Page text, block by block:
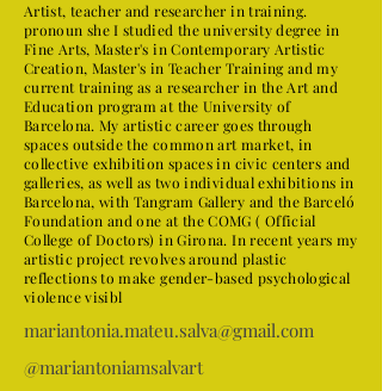
Artist, teacher and researcher in training.
pronoun she I studied the university degree in
Fine Arts, Master's in Contemporary Artistic
Creation, Master's in Teacher Training and my
current training as a researcher in the Art and
Education program at the University of
Barcelona. My artistic career goes through
spaces outside the common art market, in
collective exhibition spaces in civic centers and
galleries, as well as two individual exhibitions in
Barcelona, ​​with Tangram Gallery and the Barceló
Foundation and one at the COMG ( Official
College of Doctors) in Girona. In recent years my
artistic project revolves around plastic
reflections to make gender-based psychological
violence visibl
mariantonia.mateu.salva@gmail.com
@mariantoniamsalvart